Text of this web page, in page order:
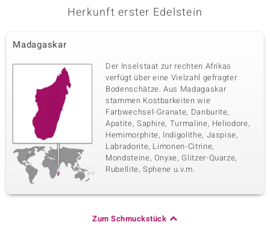
Herkunft erster Edelstein
Madagaskar
Der Inselstaat zur rechten Afrikas
verfügt über eine Vielzahl gefragter
Bodenschätze. Aus Madagaskar
stammen Kostbarkeiten wie
Farbwechsel-Granate, Danburite,
Apatite, Saphire, Turmaline, Heliodore,
Hemimorphite, Indigolithe, Jaspise,
Labradorite, Limonen-Citrine,
Mondsteine, Onyxe, Glitzer-Quarze,
Rubellite, Sphene u.v.m.
Zum Schmuckstück